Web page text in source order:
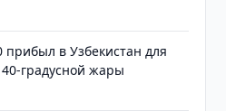
прибыл в Узбекистан для
градусной жары